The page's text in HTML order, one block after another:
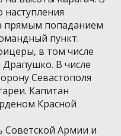
прямым попаданием
пункт.
в том числе
В числе
Севастополя
Капитан
Красной
Советской Армии и